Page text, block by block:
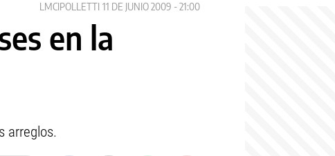
LMCIPOLLETTI 11 DE JUNIO 2009 - 21:00
en la
arreglos.